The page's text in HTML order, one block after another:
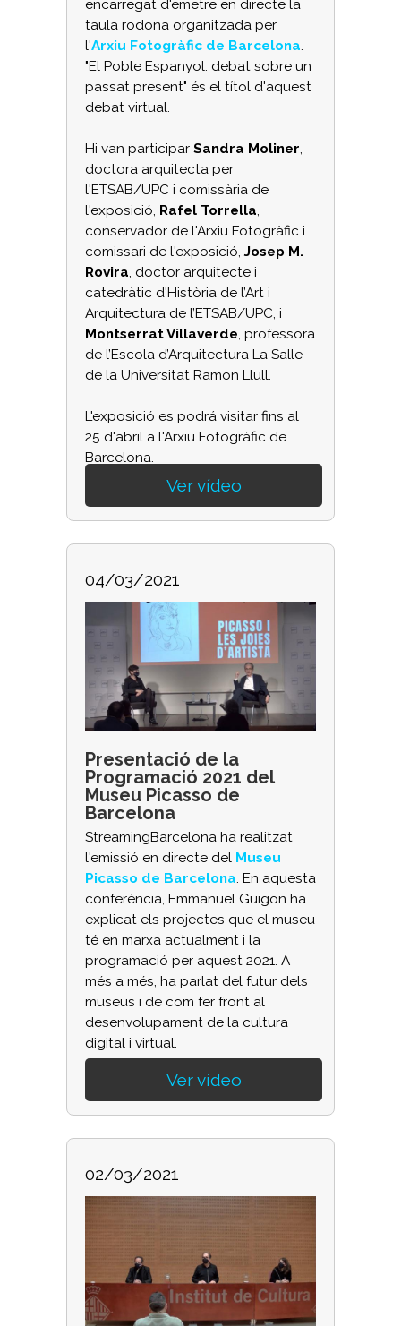
encarregat d'emetre en directe la
taula rodona organitzada per
l'Arxiu Fotogràfic de Barcelona
"El Poble Espanyol: debat sobre un
passat present" és el títol d'aquest
debat virtual.
Hi van participar Sandra Moliner
doctora arquitecta per
l'ETSAB/UPC i comissària de
l'exposició, Rafel Torrella
conservador de l'Arxiu Fotogràfic i
comissari de l'exposició, Josep M.
Rovira , doctor arquitecte i
catedràtic d'Història de l’Art i
Arquitectura de l’ETSAB/UPC, i
Montserrat Villaverde , professora
de l’Escola d’Arquitectura La Salle
de la Universitat Ramon Llull.
L'exposició es podrá visitar fins al
25 d'abril a l'Arxiu Fotogràfic de
Barcelona.
Ver vídeo
04/03/2021
Presentació de la
Programació 2021 del
Museu Picasso de
Barcelona
StreamingBarcelona ha realitzat
l'emissió en directe del Museu
Picasso de Barcelona. En aquesta
conferència, Emmanuel Guigon ha
explicat els projectes que el museu
té en marxa actualment i la
programació per aquest 2021. A
més a més, ha parlat del futur dels
museus i de com fer front al
desenvolupament de la cultura
digital i virtual.
Ver vídeo
02/03/2021